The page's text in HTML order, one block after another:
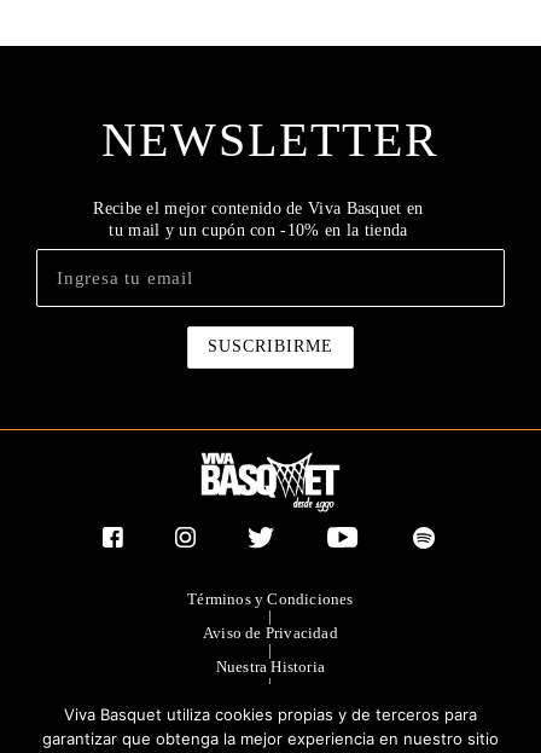
NEWSLETTER
Recibe el mejor contenido de Viva Basquet en
tu mail y un cupón con -10% en la tienda
Términos y Condiciones
|
Aviso de Privacidad
|
Nuestra Historia
|
|
Publicidad
Viva Basquet utiliza cookies propias y de terceros para
garantizar que obtenga la mejor experiencia en nuestro sitio